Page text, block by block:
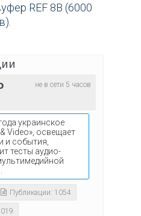
REF 8B (6000
не в сети 5 часов
украинское
Video», освещает
и события,
тесты аудио-
Публикации: 1054